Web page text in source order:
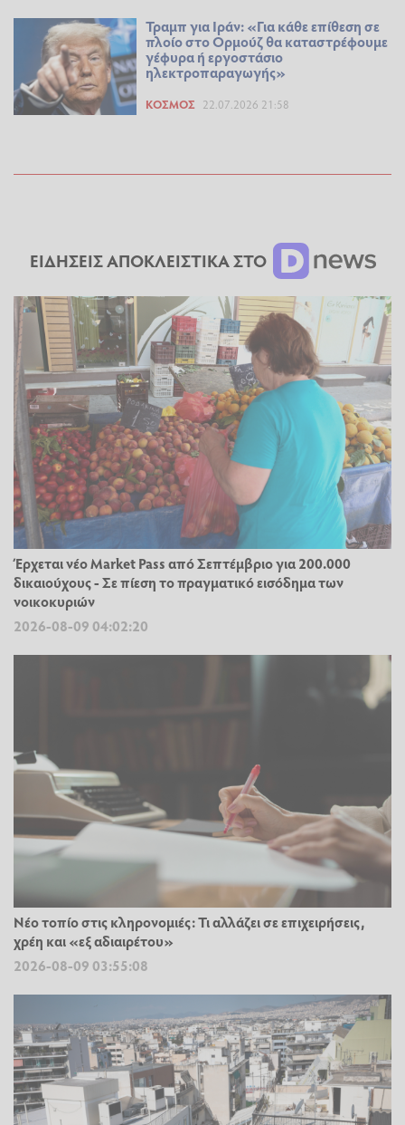
Τραμπ για Ιράν: «Για κάθε επίθεση σε
πλοίο στο Ορμούζ θα καταστρέφουμε
γέφυρα ή εργοστάσιο
ηλεκτροπαραγωγής»
ΚΌΣΜΟΣ 22.07.2026 21:58
ΕΙΔΗΣΕΙΣ ΑΠΟΚΛΕΙΣΤΙΚΑ ΣΤΟ
Έρχεται νέο Market Pass από Σεπτέμβριο για 200.000
δικαιούχους - Σε πίεση το πραγματικό εισόδημα των
νοικοκυριών
2026-08-09 04:02:20
Νέο τοπίο στις κληρονομιές: Τι αλλάζει σε επιχειρήσεις,
χρέη και «εξ αδιαιρέτου»
2026-08-09 03:55:08